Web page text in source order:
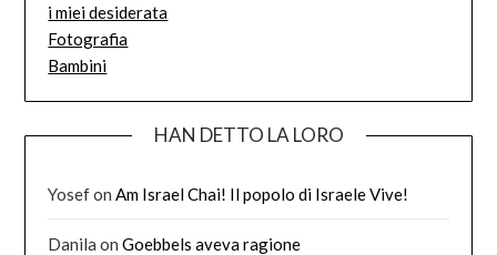
i miei desiderata
Fotografia
Bambini
HAN DETTO LA LORO
Yosefon Am Israel Chai! Il popolo di Israele Vive!
Danila onGoebbels aveva ragione